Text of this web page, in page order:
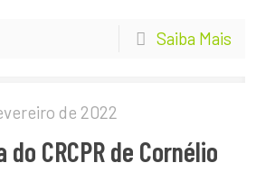
Saiba Mais
de 2022
do CRCPR de Cornélio